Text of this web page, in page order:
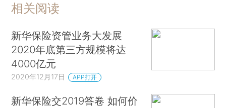
相关阅读
新华保险资管业务大发展
2020年底第三方规模将达
4000亿元
2020年12月17日 APP打开
新华保险交2019答卷 如何价